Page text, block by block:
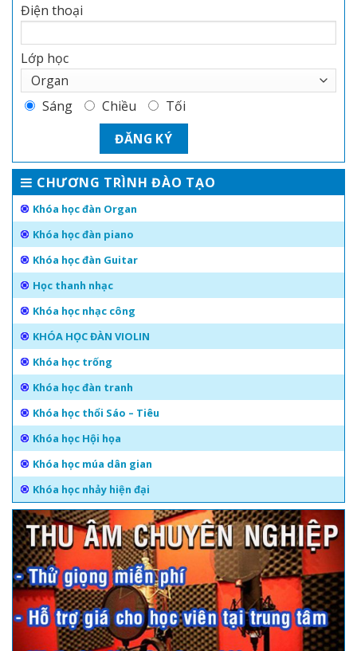
Điện thoại
Lớp học
Sáng Chiều Tối
CHƯƠNG TRÌNH ĐÀO TẠO
Khóa học đàn Organ
Khóa học đàn piano
Khóa học đàn Guitar
Học thanh nhạc
Khóa học nhạc công
KHÓA HỌC ĐÀN VIOLIN
Khóa học trống
Khóa học đàn tranh
Khóa học thổi Sáo – Tiêu
Khóa học Hội họa
Khóa học múa dân gian
Khóa học nhảy hiện đại